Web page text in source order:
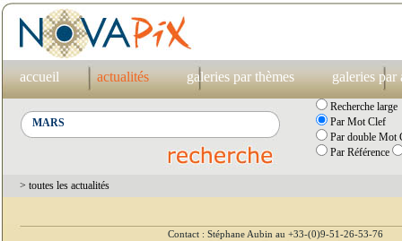
accueil actualités galeries par thèmes galeries par
Recherche large
Par Mot Clef
Par double Mot
Par Référence
> toutes les actualités
Contact : Stéphane Aubin au +33-(0)9-51-26-53-76